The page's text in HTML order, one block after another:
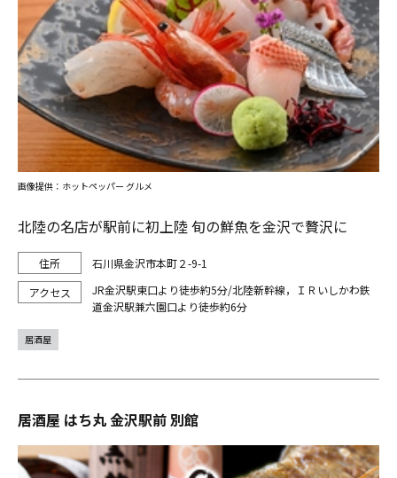
北陸の名店が駅前に初上陸 旬の鮮魚を金沢で贅沢に
石川県金沢市本町２-9-1
JR金沢駅東口より徒歩約5分/北陸新幹線，ＩＲいしかわ鉄
道金沢駅兼六園口より徒歩約6分
画像提供：ホットペッパー グルメ
居酒屋
居酒屋 はち丸 金沢駅前 別館